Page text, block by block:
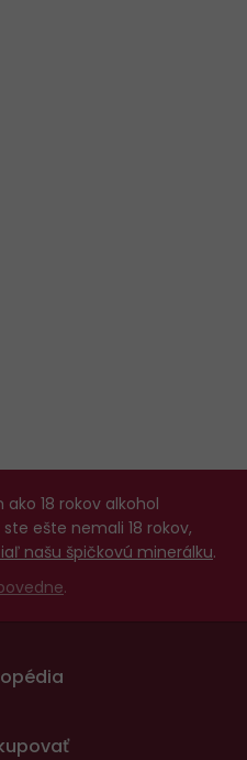
18 rokov alkohol
ešte nemali 18 rokov,
našu špičkovú minerálku.
.